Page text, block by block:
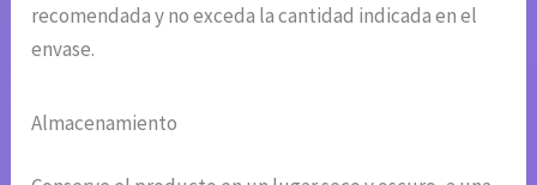
recomendada y no exceda la cantidad indicada en el
envase.
Almacenamiento